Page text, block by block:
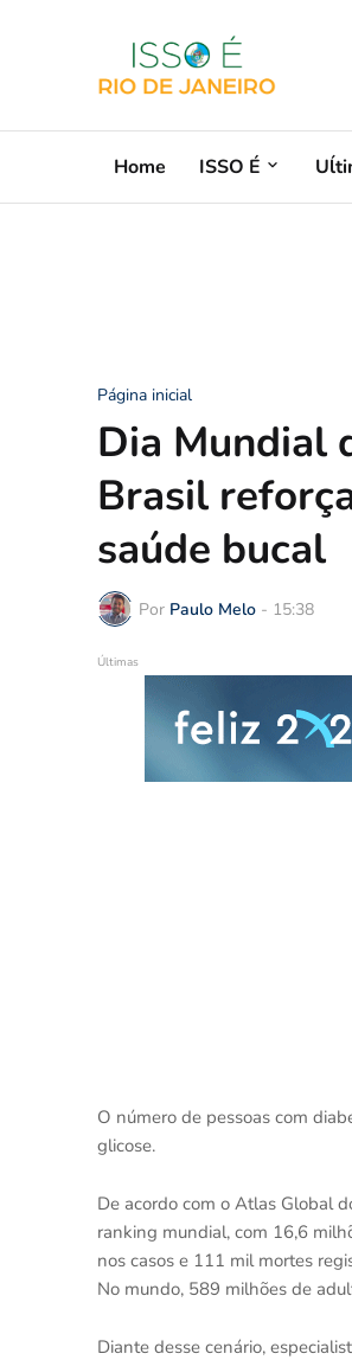
Home ISSO É
Página inicial
Dia Mundial
Brasil
saúde bucal
Por Paulo Melo - 15:38
Últimas
O número de pessoas com
glicose.
De acordo com o Atlas Global
ranking mundial, com 16,6
nos casos e 111 mil mortes
No mundo, 589 milhões de
Diante desse cenário,